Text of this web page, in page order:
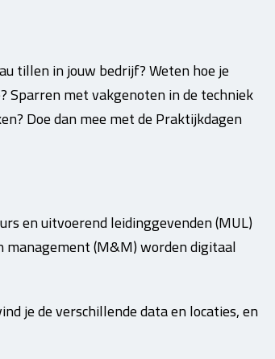
tillen in jouw bedrijf? Weten hoe je
Sparren met vakgenoten in de techniek
Doe dan mee met de Praktijkdagen
en uitvoerend leidinggevenden (MUL)
management (M&M) worden digitaal
je de verschillende data en locaties, en